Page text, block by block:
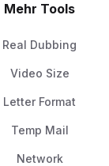
Mehr Tools
Real Dubbing
Video Size
Letter Format
Temp Mail
Network